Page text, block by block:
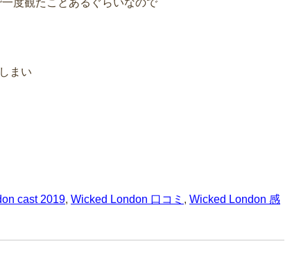
度観たことあるぐらいなので
まい
cast 2019, Wicked London 口コミ , Wicked London 感